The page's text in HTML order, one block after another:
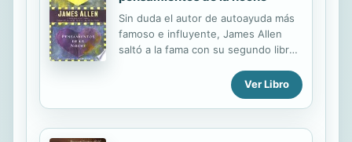
Sin duda el autor de autoayuda más
famoso e influyente, James Allen
saltó a la fama con su segundo libro,
vida. Su concepción de la vida,
siempre positiva y enriquecedora se
refleja con fuerza y precisión en
estos Pensamie
Ver Libro